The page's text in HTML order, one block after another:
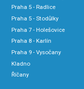
Praha 5 - Radlice
Praha 5 - Stodůlky
Praha 7 - Holešovice
Praha 8 - Karlín
Praha 9 - Vysočany
Kladno
Říčany